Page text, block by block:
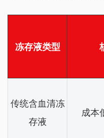
冻存液类型
传统含血清冻
存液
成本